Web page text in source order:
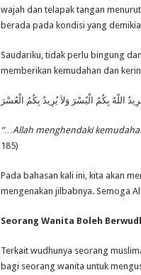
wajah dan telapak tangan
berada pada kondisi yang
Saudariku, tidak perlu bingung
memberikan kemudahan dan
اللّهُ بِكُمُ الْيُسْرَ وَلاَ يُرِيدُ بِكُمُ الْعُسْرَ
“…Allah menghendaki
185)
Pada bahasan kali ini, kita akan
mengenakan jilbabnya. Semoga
Seorang Wanita Boleh
Terkait wudhunya seorang
bagi seorang wanita untuk